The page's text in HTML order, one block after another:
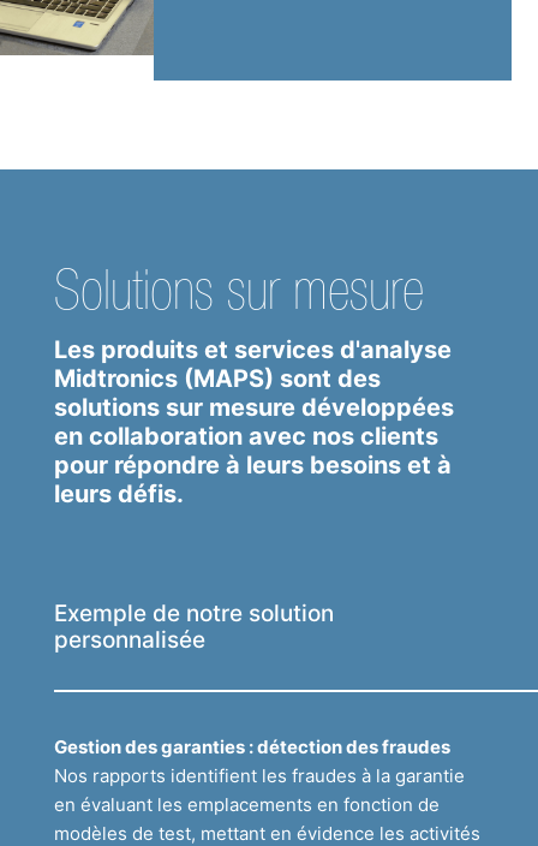
Solutions sur mesure
Les produits et services d'analyse
Midtronics (MAPS) sont des
solutions sur mesure développées
en collaboration avec nos clients
pour répondre à leurs besoins et à
leurs défis.
Exemple de notre solution
personnalisée
Gestion des garanties : détection des fraudes
Nos rapports identifient les fraudes à la garantie
en évaluant les emplacements en fonction de
modèles de test, mettant en évidence les activités